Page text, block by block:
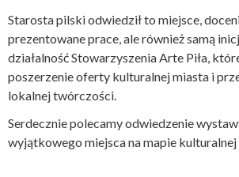
Starosta pilski odwiedził to miejsce,
prezentowane prace, ale również samą
działalność Stowarzyszenia Arte Piła,
poszerzenie oferty kulturalnej miasta i
lokalnej twórczości.
Serdecznie polecamy odwiedzenie
wyjątkowego miejsca na mapie kulturalnej